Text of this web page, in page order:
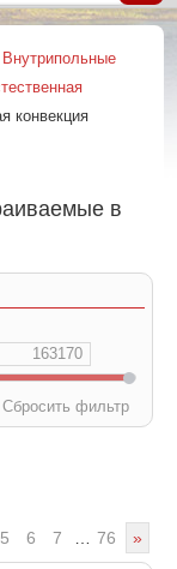
Внутрипольные
конвекция
в
Сбросить фильтр
5 6 7 76 »